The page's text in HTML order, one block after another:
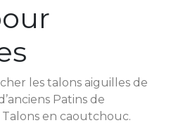
les talons aiguilles de
Patins de
en caoutchouc.